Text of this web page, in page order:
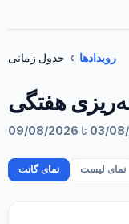
رویدادها › جدول زمانی
هفتگی
نمای گانت نمای لیست